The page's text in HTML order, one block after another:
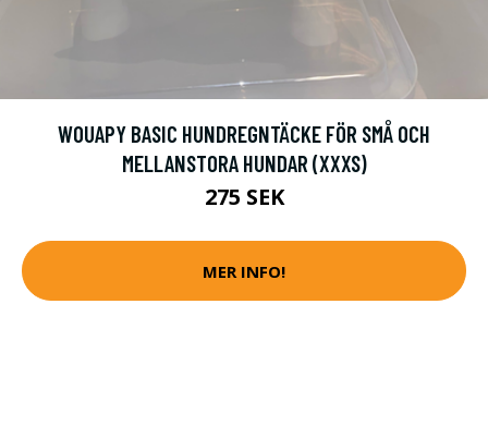
WOUAPY BASIC HUNDREGNTÄCKE FÖR SMÅ OCH
MELLANSTORA HUNDAR (XXXS)
275 SEK
MER INFO!